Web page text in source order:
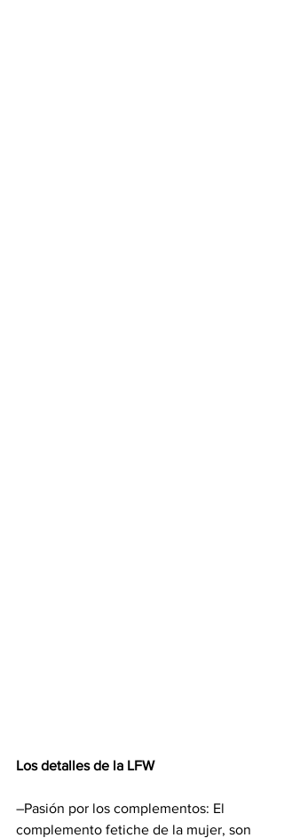
Los detalles de la LFW
–Pasión por los complementos: El
complemento fetiche de la mujer, son